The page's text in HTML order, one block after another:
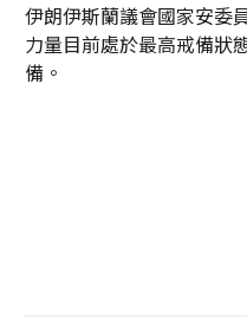
伊朗伊斯蘭議會國家安委
力量目前處於最高戒備狀
備。